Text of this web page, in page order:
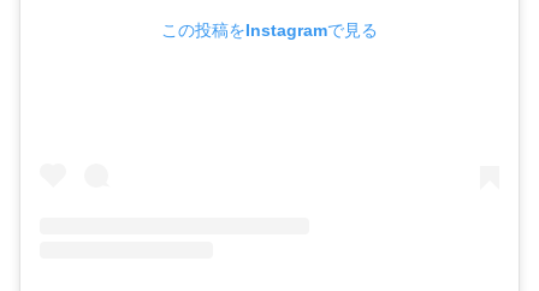
この投稿をInstagramで見る